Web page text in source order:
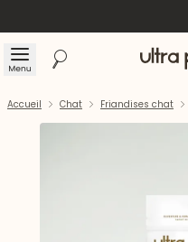
Menu Rechercher Accueil
Accueil Chat Friandises chat